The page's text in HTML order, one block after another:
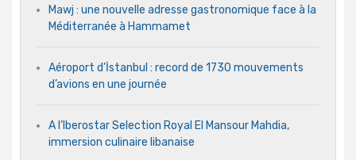
Mawj : une nouvelle adresse gastronomique face à la
Méditerranée à Hammamet
Aéroport d’İstanbul : record de 1730 mouvements
d’avions en une journée
A l’Iberostar Selection Royal El Mansour Mahdia,
immersion culinaire libanaise